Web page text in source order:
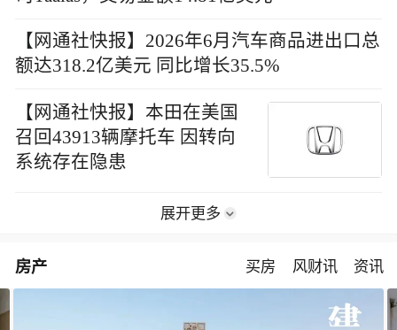
【网通社快报】2026年6月汽车商品进出口总
额达318.2亿美元 同比增长35.5%
【网通社快报】本田在美国
召回43913辆摩托车 因转向
系统存在隐患
展开更多
房产 买房 风财讯 资讯